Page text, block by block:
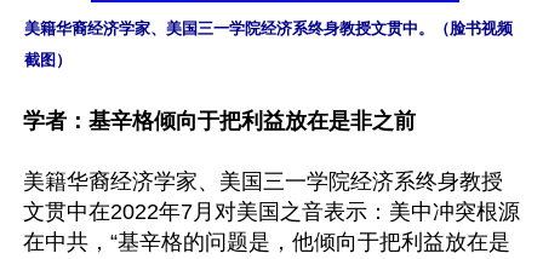
美籍华裔经济学家、美国三一学院经济系终身教授文贯中。（脸书视频
截图）
学者：基辛格倾向于把利益放在是非之前
美籍华裔经济学家、美国三一学院经济系终身教授
文贯中在2022年7月对美国之音表示：美中冲突根源
在中共，“基辛格的问题是，他倾向于把利益放在是